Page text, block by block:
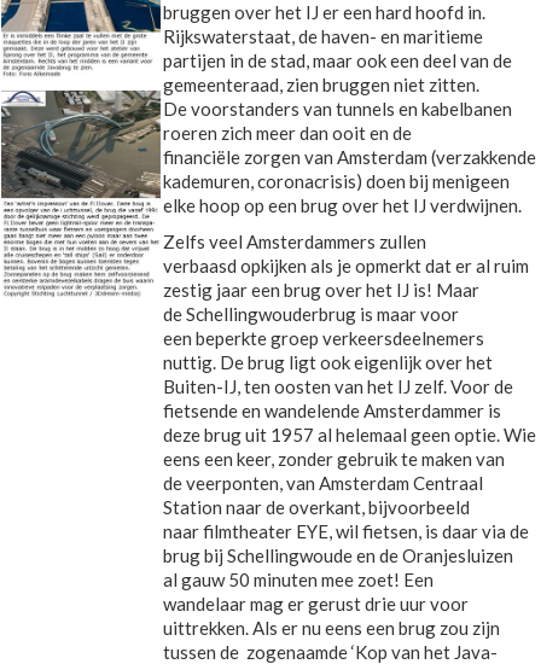
bruggen over het IJ er een hard hoofd in.
Rijkswaterstaat, de haven- en maritieme
partijen in de stad, maar ook een deel van de
gemeenteraad, zien bruggen niet zitten.
De voorstanders van tunnels en kabelbanen
roeren zich meer dan ooit en de
financiële zorgen van Amsterdam (verzakkende
kademuren, coronacrisis) doen bij menigeen
elke hoop op een brug over het IJ verdwijnen.
Zelfs veel Amsterdammers zullen
verbaasd opkijken als je opmerkt dat er al ruim
zestig jaar een brug over het IJ is! Maar
de Schellingwouderbrug is maar voor
een beperkte groep verkeersdeelnemers
nuttig. De brug ligt ook eigenlijk over het
Buiten-IJ, ten oosten van het IJ zelf. Voor de
fietsende en wandelende Amsterdammer is
deze brug uit 1957 al helemaal geen optie. Wie
eens een keer, zonder gebruik te maken van
de veerponten, van Amsterdam Centraal
Station naar de overkant, bijvoorbeeld
naar filmtheater EYE, wil fietsen, is daar via de
brug bij Schellingwoude en de Oranjesluizen
al gauw 50 minuten mee zoet! Een
wandelaar mag er gerust drie uur voor
uittrekken. Als er nu eens een brug zou zijn
tussen de zogenaamde ‘Kop van het Java-